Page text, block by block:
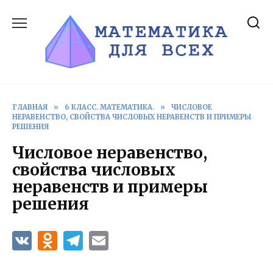
содержанию
ГЛАВНАЯ » 6 КЛАСС. МАТЕМАТИКА. »
ЧИСЛОВОЕ
НЕРАВЕНСТВО, СВОЙСТВА ЧИСЛОВЫХ НЕРАВЕНСТВ И ПРИМЕРЫ
РЕШЕНИЯ
Числовое неравенство,
свойства числовых
неравенств и примеры
решения